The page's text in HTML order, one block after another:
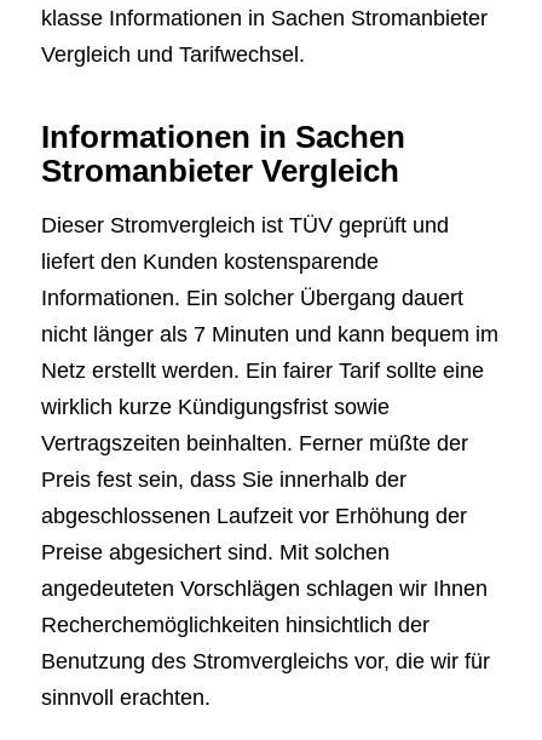
klasse Informationen in Sachen Stromanbieter
Vergleich und Tarifwechsel.
Informationen in Sachen
Stromanbieter Vergleich
Dieser Stromvergleich ist TÜV geprüft und
liefert den Kunden kostensparende
Informationen. Ein solcher Übergang dauert
nicht länger als 7 Minuten und kann bequem im
Netz erstellt werden. Ein fairer Tarif sollte eine
wirklich kurze Kündigungsfrist sowie
Vertragszeiten beinhalten. Ferner müßte der
Preis fest sein, dass Sie innerhalb der
abgeschlossenen Laufzeit vor Erhöhung der
Preise abgesichert sind. Mit solchen
angedeuteten Vorschlägen schlagen wir Ihnen
Recherchemöglichkeiten hinsichtlich der
Benutzung des Stromvergleichs vor, die wir für
sinnvoll erachten.